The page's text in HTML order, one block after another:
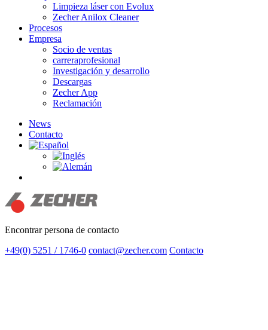
Limpieza láser con Evolux
Zecher Anilox Cleaner
Procesos
Empresa
Socio de ventas
carreraprofesional
Investigación y desarrollo
Descargas
Zecher App
Reclamación
News
Contacto
Encontrar persona de contacto
+49(0) 5251 / 1746-0 contact@zecher.com Contacto